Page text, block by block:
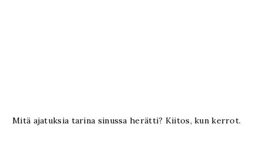
Mitä ajatuksia tarina sinussa herätti? Kiitos, kun kerrot.